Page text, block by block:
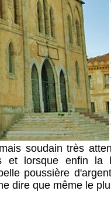
soudain très
et lorsque enfin
poussière
dire que même le